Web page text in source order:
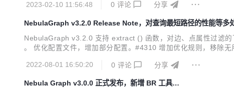
2023-02-10 11:56:48
0 评论 分享
NebulaGraph v3.2.0 Release Note，对查询最短路径的性能等多
NebulaGraph v3.2.0 支持 extract () 函数，对边、点属性过滤
。 优化配置文件，增加部分配置。#4310 增加优化规则，移除
2022-08-01 16:50:20
0 评论 分享
Nebula Graph v3.0.0 正式发布，新增 BR 工具…